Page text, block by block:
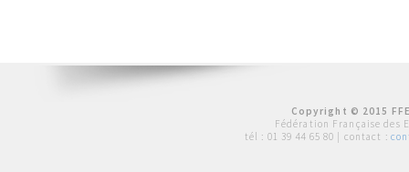
Copyright © 2015
Fédération Française des
tél : 01 39 44 65 80 | contact :